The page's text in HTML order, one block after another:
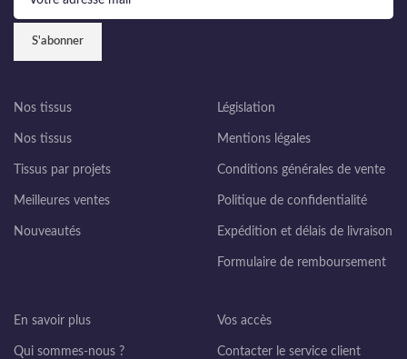
Nos tissus
Nos tissus
Tissus par projets
Meilleures ventes
Nouveautés
Législation
Mentions légales
Conditions générales de vente
Politique de confidentialité
Expédition et délais de livraison
Formulaire de remboursement
En savoir plus
Qui sommes-nous ?
Vos accès
Contacter le service client